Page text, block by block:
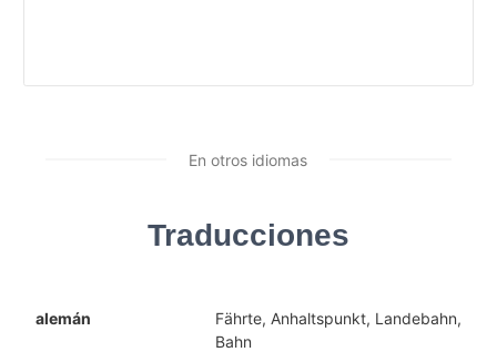
En otros idiomas
Traducciones
alemán
Fährte, Anhaltspunkt, Landebahn,
Bahn